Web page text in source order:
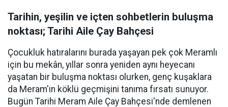
Tarihin, yeşilin ve içten sohbetlerin buluşma
noktası; Tarihi Aile Çay Bahçesi
Çocukluk hatıralarını burada yaşayan pek çok Meramlı
için bu mekân, yıllar sonra yeniden aynı heyecanı
yaşatan bir buluşma noktası olurken, genç kuşaklara
da Meram'ın köklü geçmişini tanıma fırsatı sunuyor.
Bugün Tarihi Meram Aile Çay Bahçesi'nde demlenen